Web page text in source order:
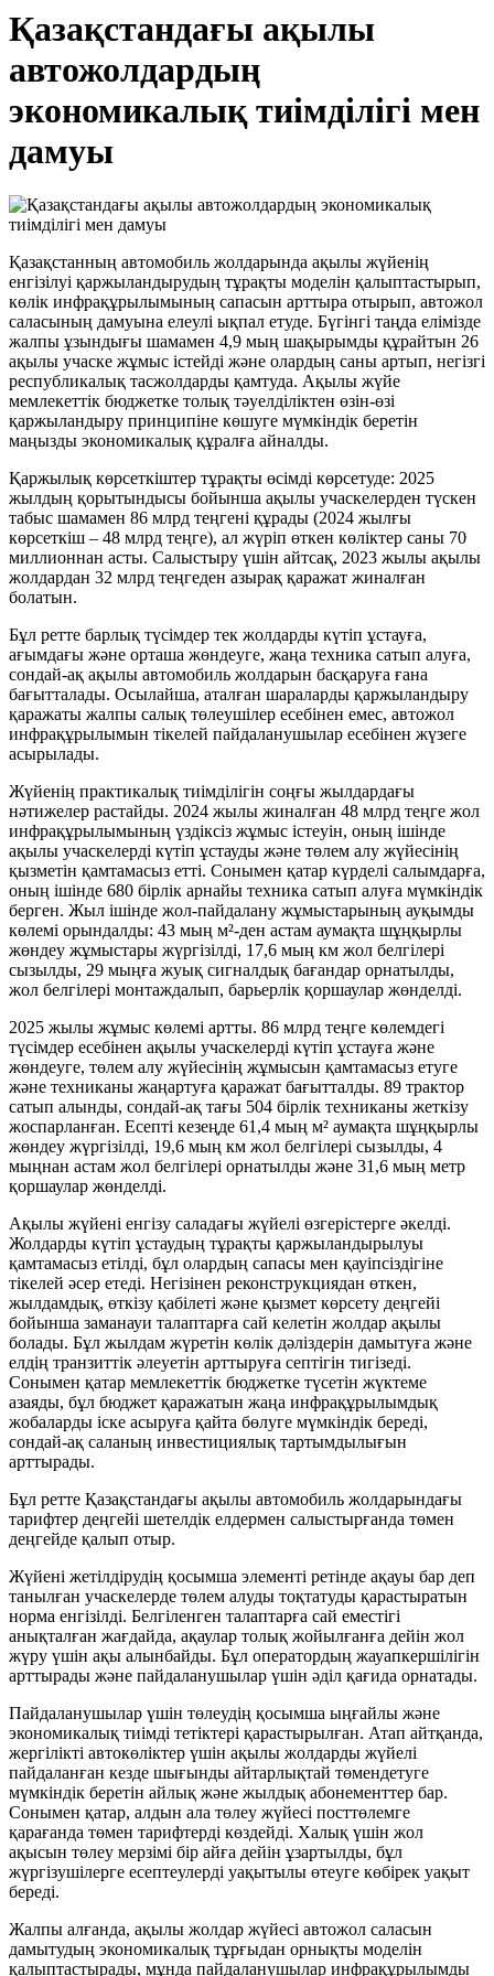
Қазақстандағы ақылы
автожолдардың
экономикалық тиімділігі мен
дамуы
Қазақстанның автомобиль жолдарында ақылы жүйенің
енгізілуі қаржыландырудың тұрақты моделін қалыптастырып,
көлік инфрақұрылымының сапасын арттыра отырып, автожол
саласының дамуына елеулі ықпал етуде. Бүгінгі таңда елімізде
жалпы ұзындығы шамамен 4,9 мың шақырымды құрайтын 26
ақылы учаске жұмыс істейді және олардың саны артып, негізгі
республикалық тасжолдарды қамтуда. Ақылы жүйе
мемлекеттік бюджетке толық тәуелділіктен өзін-өзі
қаржыландыру принципіне көшуге мүмкіндік беретін
маңызды экономикалық құралға айналды.
Қаржылық көрсеткіштер тұрақты өсімді көрсетуде: 2025
жылдың қорытындысы бойынша ақылы учаскелерден түскен
табыс шамамен 86 млрд теңгені құрады (2024 жылғы
көрсеткіш – 48 млрд теңге), ал жүріп өткен көліктер саны 70
миллионнан асты. Салыстыру үшін айтсақ, 2023 жылы ақылы
жолдардан 32 млрд теңгеден азырақ қаражат жиналған
болатын.
Бұл ретте барлық түсімдер тек жолдарды күтіп ұстауға,
ағымдағы және орташа жөндеуге, жаңа техника сатып алуға,
сондай-ақ ақылы автомобиль жолдарын басқаруға ғана
бағытталады. Осылайша, аталған шараларды қаржыландыру
қаражаты жалпы салық төлеушілер есебінен емес, автожол
инфрақұрылымын тікелей пайдаланушылар есебінен жүзеге
асырылады.
Жүйенің практикалық тиімділігін соңғы жылдардағы
нәтижелер растайды. 2024 жылы жиналған 48 млрд теңге жол
инфрақұрылымының үздіксіз жұмыс істеуін, оның ішінде
ақылы учаскелерді күтіп ұстауды және төлем алу жүйесінің
қызметін қамтамасыз етті. Сонымен қатар күрделі салымдарға,
оның ішінде 680 бірлік арнайы техника сатып алуға мүмкіндік
берген. Жыл ішінде жол-пайдалану жұмыстарының ауқымды
көлемі орындалды: 43 мың м²-ден астам аумақта шұңқырлы
жөндеу жұмыстары жүргізілді, 17,6 мың км жол белгілері
сызылды, 29 мыңға жуық сигналдық бағандар орнатылды,
жол белгілері монтаждалып, барьерлік қоршаулар жөнделді.
2025 жылы жұмыс көлемі артты. 86 млрд теңге көлемдегі
түсімдер есебінен ақылы учаскелерді күтіп ұстауға және
жөндеуге, төлем алу жүйесінің жұмысын қамтамасыз етуге
және техниканы жаңартуға қаражат бағытталды. 89 трактор
сатып алынды, сондай-ақ тағы 504 бірлік техниканы жеткізу
жоспарланған. Есепті кезеңде 61,4 мың м² аумақта шұңқырлы
жөндеу жүргізілді, 19,6 мың км жол белгілері сызылды, 4
мыңнан астам жол белгілері орнатылды және 31,6 мың метр
қоршаулар жөнделді.
Ақылы жүйені енгізу саладағы жүйелі өзгерістерге әкелді.
Жолдарды күтіп ұстаудың тұрақты қаржыландырылуы
қамтамасыз етілді, бұл олардың сапасы мен қауіпсіздігіне
тікелей әсер етеді. Негізінен реконструкциядан өткен,
жылдамдық, өткізу қабілеті және қызмет көрсету деңгейі
бойынша заманауи талаптарға сай келетін жолдар ақылы
болады. Бұл жылдам жүретін көлік дәліздерін дамытуға және
елдің транзиттік әлеуетін арттыруға септігін тигізеді.
Сонымен қатар мемлекеттік бюджетке түсетін жүктеме
азаяды, бұл бюджет қаражатын жаңа инфрақұрылымдық
жобаларды іске асыруға қайта бөлуге мүмкіндік береді,
сондай-ақ саланың инвестициялық тартымдылығын
арттырады.
Бұл ретте Қазақстандағы ақылы автомобиль жолдарындағы
тарифтер деңгейі шетелдік елдермен салыстырғанда төмен
деңгейде қалып отыр.
Жүйені жетілдірудің қосымша элементі ретінде ақауы бар деп
танылған учаскелерде төлем алуды тоқтатуды қарастыратын
норма енгізілді. Белгіленген талаптарға сай еместігі
анықталған жағдайда, ақаулар толық жойылғанға дейін жол
жүру үшін ақы алынбайды. Бұл оператордың жауапкершілігін
арттырады және пайдаланушылар үшін әділ қағида орнатады.
Пайдаланушылар үшін төлеудің қосымша ыңғайлы және
экономикалық тиімді тетіктері қарастырылған. Атап айтқанда,
жергілікті автокөліктер үшін ақылы жолдарды жүйелі
пайдаланған кезде шығынды айтарлықтай төмендетуге
мүмкіндік беретін айлық және жылдық абонементтер бар.
Сонымен қатар, алдын ала төлеу жүйесі посттөлемге
қарағанда төмен тарифтерді көздейді. Халық үшін жол
ақысын төлеу мерзімі бір айға дейін ұзартылды, бұл
жүргізушілерге есептеулерді уақытылы өтеуге көбірек уақыт
береді.
Жалпы алғанда, ақылы жолдар жүйесі автожол саласын
дамытудың экономикалық тұрғыдан орнықты моделін
қалыптастырады, мұнда пайдаланушылар инфрақұрылымды